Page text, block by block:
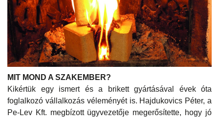
MIT MOND A SZAKEMBER?
Kikértük egy ismert és a brikett gyártásával évek óta
foglalkozó vállalkozás véleményét is. Hajdukovics Péter, a
Pe-Lev Kft. megbízott ügyvezetője megerősítette, hogy jó